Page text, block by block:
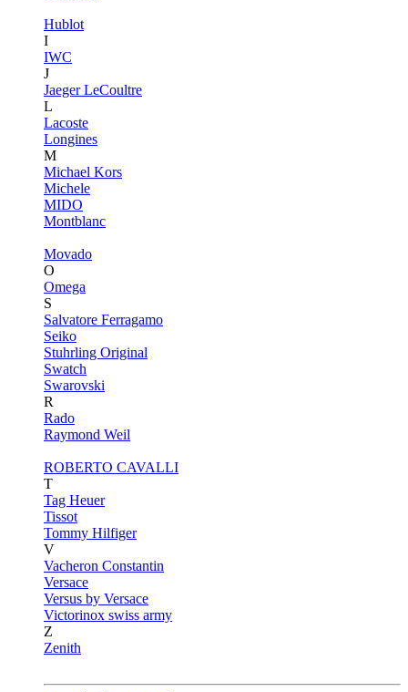
Hublot
I
IWC
J
Jaeger LeCoultre
L
Lacoste
Longines
M
Michael Kors
Michele
MIDO
Montblanc
Movado
O
Omega
S
Salvatore Ferragamo
Seiko
Stuhrling Original
Swatch
Swarovski
R
Rado
Raymond Weil
ROBERTO CAVALLI
T
Tag Heuer
Tissot
Tommy Hilfiger
V
Vacheron Constantin
Versace
Versus by Versace
Victorinox swiss army
Z
Zenith